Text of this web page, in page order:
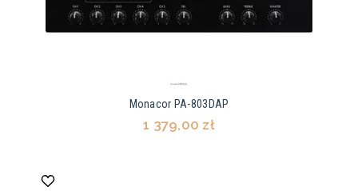
Monacor PA-803DAP
1 379,00 zł